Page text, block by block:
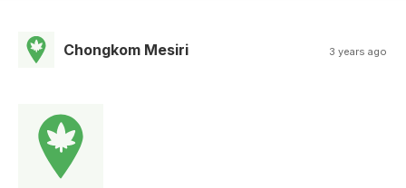
Chongkom Mesiri 3 years ago